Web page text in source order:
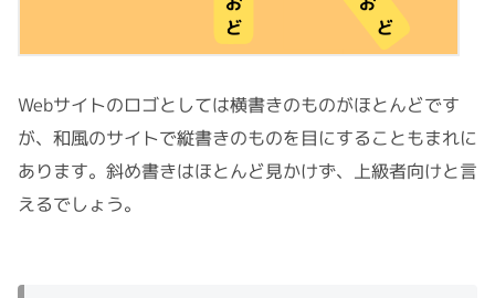
Webサイトのロゴとしては横書きのものがほとんどです
が、和風のサイトで縦書きのものを目にすることもまれに
あります。斜め書きはほとんど見かけず、上級者向けと言
えるでしょう。